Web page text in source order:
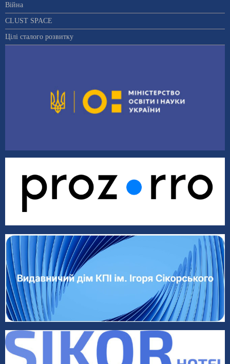
Війна
CLUST SPACE
Цілі сталого розвитку